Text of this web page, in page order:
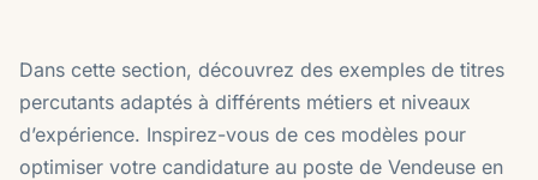
Dans cette section, découvrez des exemples de titres
percutants adaptés à différents métiers et niveaux
d’expérience. Inspirez-vous de ces modèles pour
optimiser votre candidature au poste de Vendeuse en